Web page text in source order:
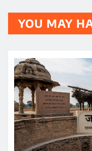
YOU MAY